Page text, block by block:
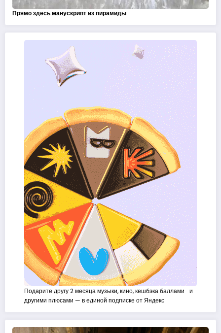
Прямо здесь манускрипт из пирамиды
Подарите другу 2 месяца музыки, кино, кешбэка баллами и
другими плюсами — в единой подписке от Яндекс